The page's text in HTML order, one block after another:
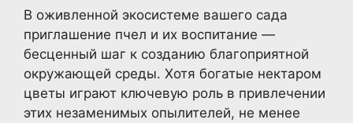
В оживленной экосистеме вашего сада
приглашение пчел и их воспитание —
бесценный шаг к созданию благоприятной
окружающей среды. Хотя богатые нектаром
цветы играют ключевую роль в привлечении
этих незаменимых опылителей, не менее